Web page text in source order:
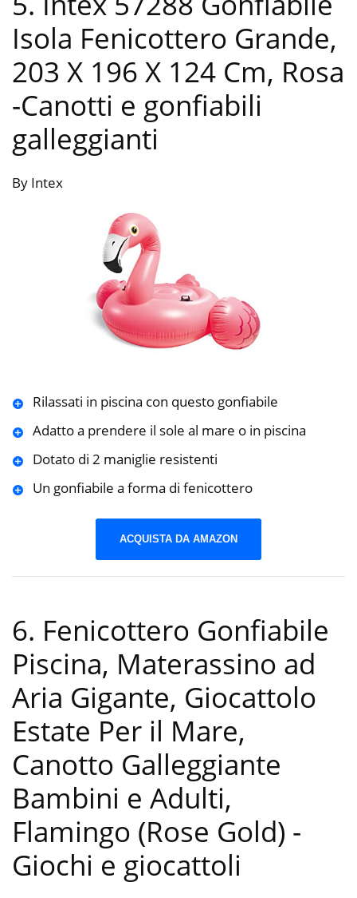
Isola Fenicottero Grande,
203 X 196 X 124 Cm, Rosa
-Canotti e gonfiabili
galleggianti
By Intex
Rilassati in piscina con questo gonfiabile
Adatto a prendere il sole al mare o in piscina
Dotato di 2 maniglie resistenti
Un gonfiabile a forma di fenicottero
ACQUISTA DA AMAZON
6. Fenicottero Gonfiabile
Piscina, Materassino ad
Aria Gigante, Giocattolo
Estate Per il Mare,
Canotto Galleggiante
Bambini e Adulti,
Flamingo (Rose Gold) -
Giochi e giocattoli